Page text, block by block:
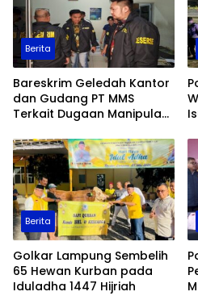
Berita
Bareskrim Geledah Kantor
dan Gudang PT MMS
Terkait Dugaan Manipulasi
Berita
Golkar Lampung Sembelih
65 Hewan Kurban pada
Iduladha 1447 Hijriah